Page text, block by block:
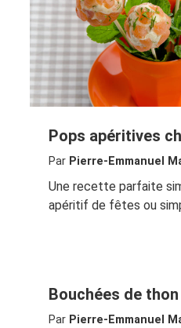
Pops apéritives
Par Pierre-Emmanuel
Une recette parfaite
apéritif de fêtes ou
Bouchées de
Par Pierre-Emmanuel